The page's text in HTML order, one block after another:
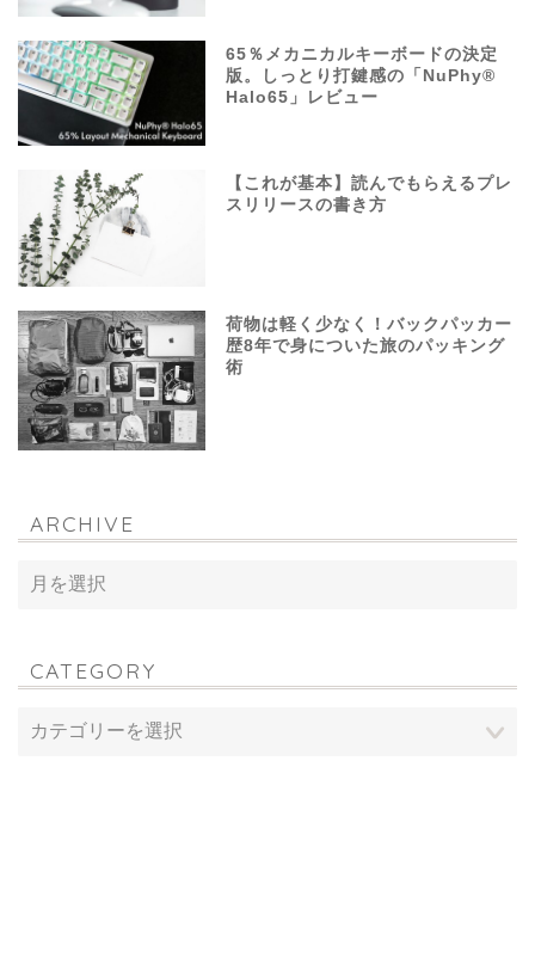
65％メカニカルキーボードの決定
版。しっとり打鍵感の「NuPhy®
Halo65」レビュー
【これが基本】読んでもらえるプレ
スリリースの書き方
荷物は軽く少なく！バックパッカー
歴8年で身についた旅のパッキング
術
ARCHIVE
CATEGORY